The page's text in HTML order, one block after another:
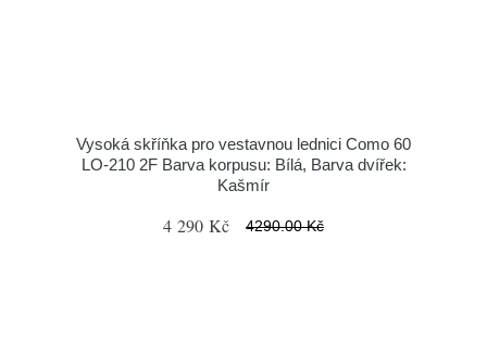
Vysoká skříňka pro vestavnou lednici Como 60
LO-210 2F Barva korpusu: Bílá, Barva dvířek:
Kašmír
4 290 Kč 4290.00 Kč